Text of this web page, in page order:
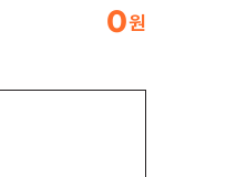
0원